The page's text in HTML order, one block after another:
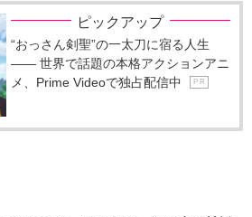
ピックアップ
“おっさん剣聖”の一太刀に宿る人生
―― 世界で話題の本格アクションアニ
メ、Prime Videoで独占配信中
P R